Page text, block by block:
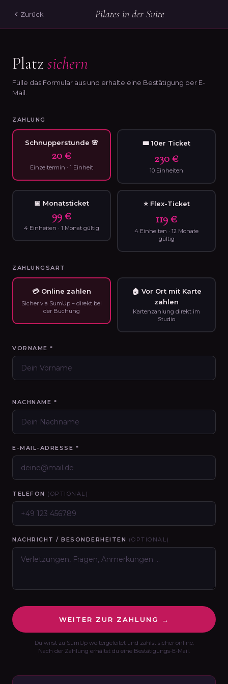
Zurück Pilates in der Suite
Platz sichern
Fülle das Formular aus und erhalte eine Bestätigung per E-
Mail.
ZAHLUNG
Schnupperstunde 🌸
20 €
Einzeltermin · 1 Einheit
🎟 10er Ticket
230 €
10 Einheiten
📅 Monatsticket
99 €
4 Einheiten · 1 Monat gültig
⭐ Flex-Ticket
119 €
4 Einheiten · 12 Monate
gültig
ZAHLUNGSART
💳 Online zahlen
Sicher via SumUp – direkt bei
der Buchung
🏠 Vor Ort mit Karte
zahlen
Kartenzahlung direkt im
Studio
VORNAME *
NACHNAME *
E-MAIL-ADRESSE *
TELEFON (OPTIONAL)
NACHRICHT / BESONDERHEITEN (OPTIONAL)
WEITER ZUR ZAHLUNG →
Du wirst zu SumUp weitergeleitet und zahlst sicher online.
Nach der Zahlung erhältst du eine Bestätigungs-E-Mail.